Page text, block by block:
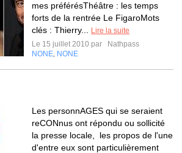
mes préférésThéâtre : les temps
forts de la rentrée Le FigaroMots
clés : Thierry...
Lire la suite
Le 15 juillet 2010 par
Nathpass
NONE NONE
Les personnAGES qui se seraient
reCONnus ont répondu ou sollicité
la presse locale, les propos de l'une
d'entre eux sont particulièrement